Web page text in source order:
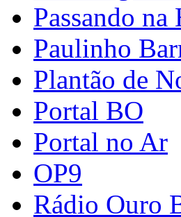
Passando na
Paulinho
Plantão de
Portal BO
Portal no Ar
OP9
Rádio Ouro